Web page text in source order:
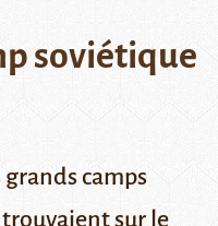
soviétique
camps
sur le